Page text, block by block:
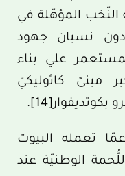
المؤهّلة في
نسيان جهود
علي بناء
مبنىً كاثوليكيّ
بكوتديفوار[14]
.
تعمله البيوت
الوطنيّة عند